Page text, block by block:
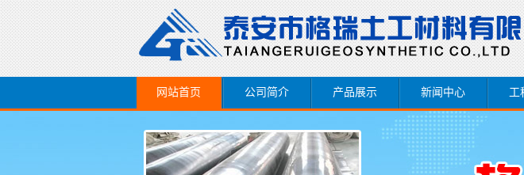
网站首页 公司简介 产品展示 新闻中心 工